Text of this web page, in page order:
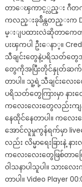
တာေၾကာင့္လည္း ဂီတကို
ကလည္းခုခ်ိန္ကတည္းက
မ္းျပထားလဲဆိုတာကေ
ပးၾကပါ ဦးေနာ္။
သီချင်းတွေနဲ့ပရိသတ်တွေအ
တွေကိုအပြီးတိုင်နှုတ်ဆက်ထွ
တာပါ။ သူ့ရဲ့သီချင်းလေ
ပရိသတ်တွေကြားမှာ နား
ကလေး​လေးတွေလည်းကျန်
နေထိုင်နေတာပါ။ ကလ
အောင်လူမှုကွန်ရက်မှာ
လည်း လိမ္မာရေးခြားနဲ့
ကလေးလေးတွေဖြစ်တ
ဝါသနာပါသူပါ။ သားလ
တာပါ။ Video Player